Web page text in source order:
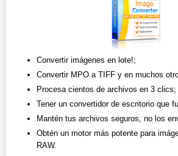
Convertir imágenes en lote!;
Convertir MPO a TIFF y en muchos
Procesa cientos de archivos en 3 clics;
Tener un convertidor de escritorio que
Mantén tus archivos seguros, no los
Obtén un motor más potente para
RAW.